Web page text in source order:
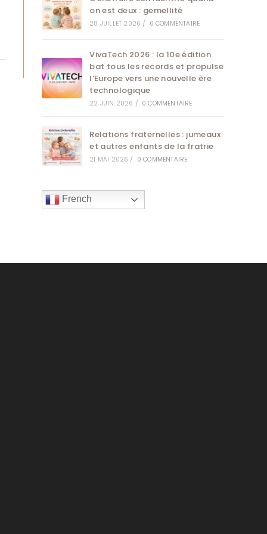
on est deux : gemellité
28 JUILLET 2026 / 0 COMMENTAIRE
VivaTech 2026 : la 10e édition
bat tous les records et propulse
l’Europe vers une nouvelle ère
technologique
22 JUIN 2026 / 0 COMMENTAIRE
Relations fraternelles : jumeaux
et autres enfants de la fratrie
21 MAI 2026 / 0 COMMENTAIRE
French